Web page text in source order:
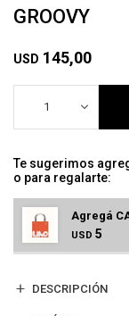
GROOVY
USD 145,00
1
Te sugerimos
o para regalarte:
Agregá
USD 5
DESCRIPCIÓN